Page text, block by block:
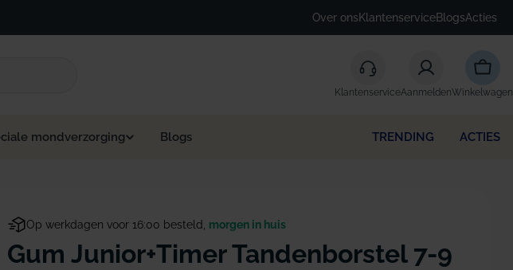
Over onsKlantenserviceBlogsActies
KlantenserviceAanmeldenWinkelwagen
mondverzorging Blogs TRENDING ACTIES
Op werkdagen voor 16:00 besteld, morgen in huis
Gum Junior+timer Tandenborstel 7-9